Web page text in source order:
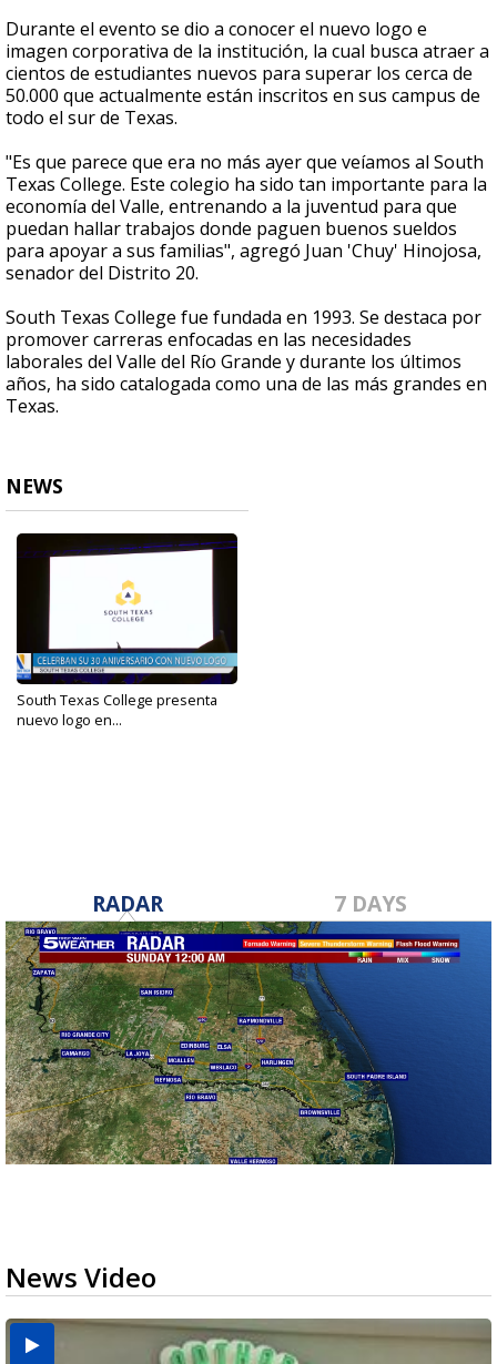
Durante el evento se dio a conocer el nuevo logo e
imagen corporativa de la institución, la cual busca atraer a
cientos de estudiantes nuevos para superar los cerca de
50.000 que actualmente están inscritos en sus campus de
todo el sur de Texas.
"Es que parece que era no más ayer que veíamos al South
Texas College. Este colegio ha sido tan importante para la
economía del Valle, entrenando a la juventud para que
puedan hallar trabajos donde paguen buenos sueldos
para apoyar a sus familias", agregó Juan 'Chuy' Hinojosa,
senador del Distrito 20.
South Texas College fue fundada en 1993. Se destaca por
promover carreras enfocadas en las necesidades
laborales del Valle del Río Grande y durante los últimos
años, ha sido catalogada como una de las más grandes en
Texas.
NEWS
South Texas College presenta
nuevo logo en...
RADAR 7 DAYS
News Video